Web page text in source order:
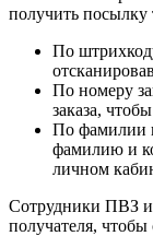
получить посылку
По
По номеру
заказа,
По фамилии
фамилию и
личном
Сотрудники ПВЗ
получателя,